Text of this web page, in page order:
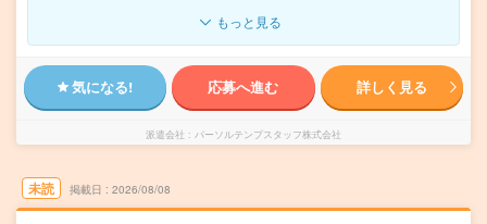
もっと見る
気になる! 応募へ進む 詳しく見る
派遣会社 パーソルテンプスタッフ株式会社
未読 掲載日 2026/08/08